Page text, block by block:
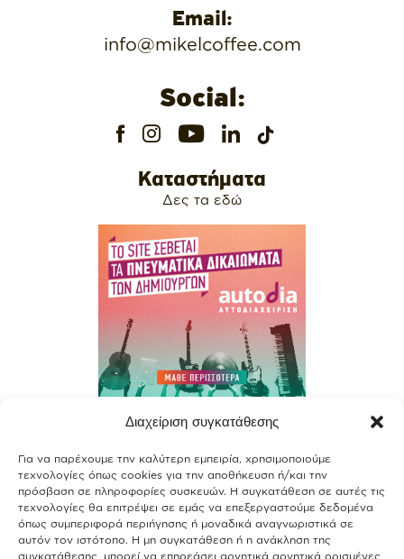
Διαχείριση συγκατάθεσης
Για να παρέχουμε την καλύτερη εμπειρία, χρησιμοποιούμε
τεχνολογίες όπως cookies για την αποθήκευση ή/και την
πρόσβαση σε πληροφορίες συσκευών. Η συγκατάθεση σε αυτές τις
τεχνολογίες θα επιτρέψει σε εμάς να επεξεργαστούμε δεδομένα
όπως συμπεριφορά περιήγησης ή μοναδικά αναγνωριστικά σε
αυτόν τον ιστότοπο. Η μη συγκατάθεση ή η ανάκληση της
συγκατάθεσης, μπορεί να επηρεάσει αρνητικά αρνητικά ορισμένες
Email:
info@mikelcoffee.com
Social:
Καταστήματα
Δες τα εδώ
Join our team
Terms of use
Privacy Policy